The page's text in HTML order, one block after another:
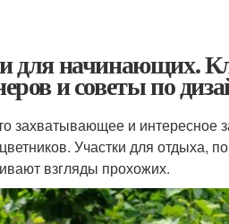
для начинающих.
и советы по
захватывающее и интересное
Участки для отдыха,
взгляды прохожих.